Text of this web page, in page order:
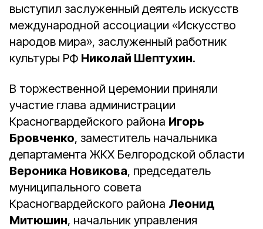
выступил заслуженный деятель искусств
международной ассоциации «Искусство
народов мира», заслуженный работник
культуры РФ Николай Шептухин.
В торжественной церемонии приняли
участие глава администрации
Красногвардейского района Игорь
Бровченко, заместитель начальника
департамента ЖКХ Белгородской области
Вероника Новикова, председатель
муниципального совета
Красногвардейского района Леонид
Митюшин, начальник управления